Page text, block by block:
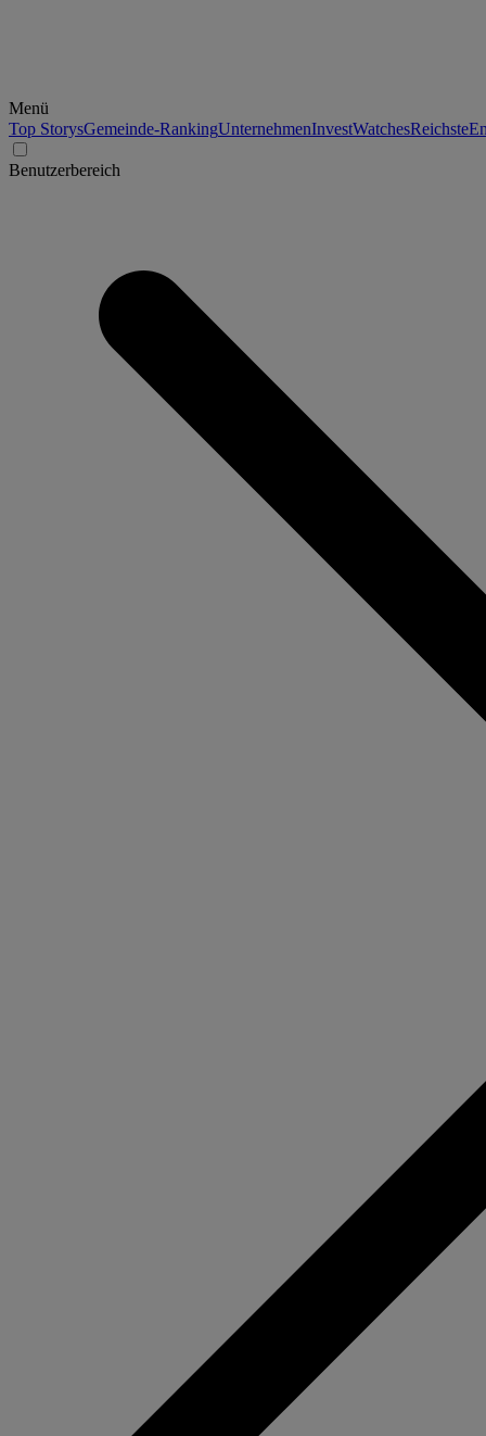
Menü
Top StorysGemeinde-RankingUnternehmenInvestWatchesReichste
Benutzerbereich